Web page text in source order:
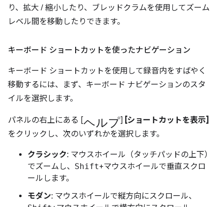
り、拡大 / 縮小したり、ブレッドクラムを使用してズーム
レベル間を移動したりできます。
キーボード ショートカットを使ったナビゲーション
キーボード ショートカットを使用して録音内をすばやく
移動するには、まず、キーボード ナビゲーションのスタ
イルを選択します。
パネルの右上にある [ヘルプ] [ショートカットを表示]
をクリックし、次のいずれかを選択します。
クラシック: マウスホイール（タッチパッドの上下）
でズームし、 Shift+マウスホイールで垂直スクロ
ールします。
モダン: マウスホイールで縦方向にスクロール、